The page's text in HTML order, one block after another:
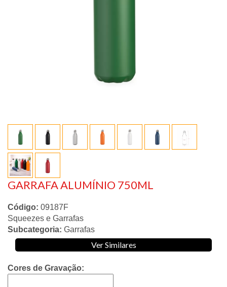
GARRAFA ALUMÍNIO 750ML
Código: 09187F
Squeezes e Garrafas
Subcategoria: Garrafas
Ver Similares
Cores de Gravação: